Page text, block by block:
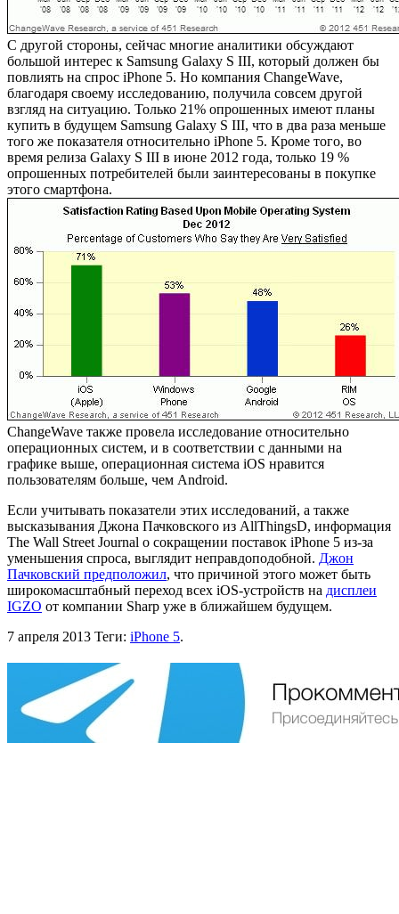
С другой стороны, сейчас многие аналитики обсуждают
большой интерес к Samsung Galaxy S III, который должен бы
повлиять на спрос iPhone 5. Но компания ChangeWave,
благодаря своему исследованию, получила совсем другой
взгляд на ситуацию. Только 21% опрошенных имеют планы
купить в будущем Samsung Galaxy S III, что в два раза меньше
того же показателя относительно iPhone 5. Кроме того, во
время релиза Galaxy S III в июне 2012 года, только 19 %
опрошенных потребителей были заинтересованы в покупке
этого смартфона.
ChangeWave также провела исследование относительно
операционных систем, и в соответствии с данными на
графике выше, операционная система iOS нравится
пользователям больше, чем Android.
Если учитывать показатели этих исследований, а также
высказывания Джона Пачковского из AllThingsD, информация
The Wall Street Journal о сокращении поставок iPhone 5 из-за
уменьшения спроса, выглядит неправдоподобной. Джон
Пачковский предположил, что причиной этого может быть
широкомасштабный переход всех iOS-устройств на дисплеи
IGZO от компании Sharp уже в ближайшем будущем.
7 апреля 2013 Теги: iPhone 5.